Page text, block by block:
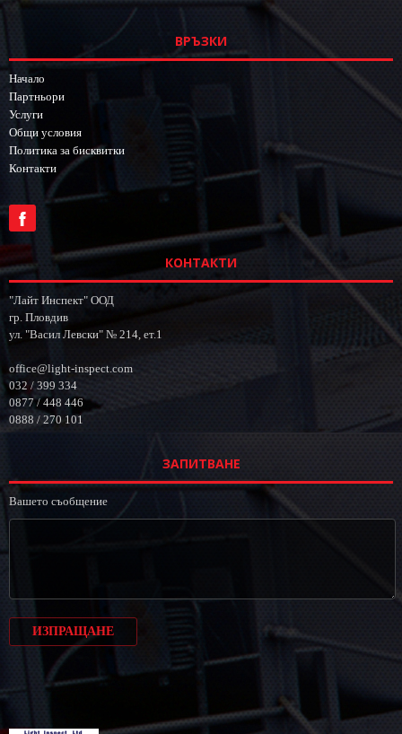
ВРЪЗКИ
Начало
Партньори
Услуги
Общи условия
Политика за бисквитки
Контакти
КОНТАКТИ
"Лайт Инспект" ООД
гр. Пловдив
ул. "Васил Левски" № 214, ет.1
office@light-inspect.com
032 / 399 334
0877 / 448 446
0888 / 270 101
ЗАПИТВАНЕ
Вашето съобщение